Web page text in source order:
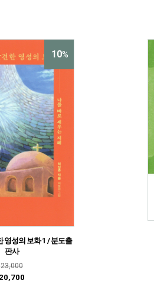
10%
영성의 보화 1 / 분도출
판사
23,000
20,700